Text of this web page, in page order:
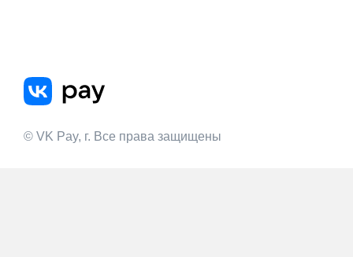
© VK Pay, г. Все права защищены